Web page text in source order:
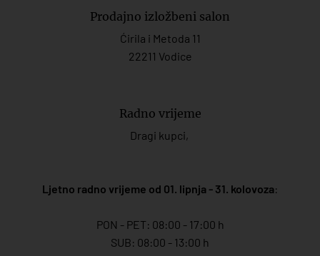
Prodajno izložbeni salon
Ćirila i Metoda 11
22211 Vodice
Radno vrijeme
Dragi kupci,
Ljetno radno vrijeme od 01. lipnja - 31. kolovoza:
PON - PET: 08:00 - 17:00 h
SUB: 08:00 - 13:00 h